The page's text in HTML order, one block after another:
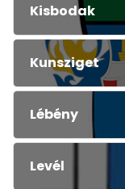
Kisbodak
Kunsziget
Lébény
Levél